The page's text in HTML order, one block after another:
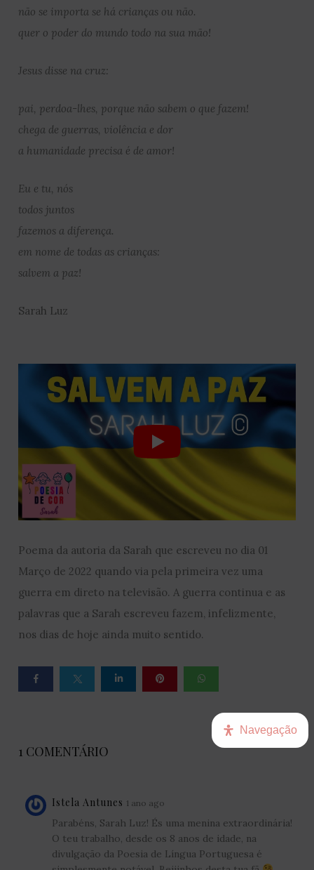
não se importa se há crianças ou não.
quer o poder do mundo todo na sua mão!
Jesus disse na cruz:
pai, perdoa-lhes, porque não sabem o que fazem!
chega de guerras, violência e dor
a humanidade precisa é de amor!
Eu e tu, nós
todos juntos
fazemos a diferença.
em nome de todas as crianças:
salvem a paz!
Sarah Luz
Poema da autoria da Sarah que escreveu no dia 01
Março de 2022 quando via pela primeira vez uma
guerra em direto na televisão. A guerra continua e as
palavras que a Sarah escreveu fazem, infelizmente,
nos dias de hoje ainda muito sentido.
1 COMENTÁRIO
Istela Antunes 1 ano ago
Parabéns, Sarah Luz! És uma menina extraordinária!
O teu trabalho, desde os 8 anos de idade, na
divulgação da Poesia de Língua Portuguesa é
Navegação